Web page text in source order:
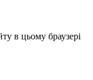
стимулює
Засіб з
рельєф,
частинок, що
в цьому браузері